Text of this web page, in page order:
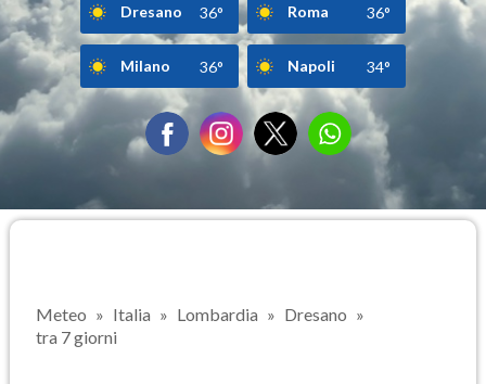
Dresano 36° Roma 36°
Milano 36° Napoli 34°
Meteo Italia Lombardia
Dresano
tra 7 giorni